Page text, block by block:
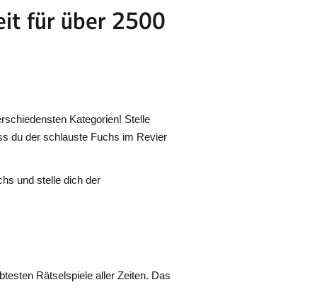
für über 2500
Kategorien! Stelle
du der schlauste Fuchs im Revier
und stelle dich der
Rätselspiele aller Zeiten. Das